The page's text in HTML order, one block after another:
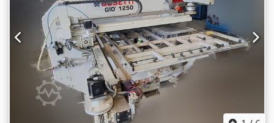
manipulatora załadunkowego, czterostronnej obrabiarki
oraz myjki Triulzi. Urządzenie zostało zdemontowane i jest
przechowywane w magazynie. Sprzedawca zobowiązuje się
do pomocy przy uruchomieniu urządzenia w siedzibie
kupującego. Stan manipulatora Busetti – sprzedawany w
stanie obecnym (stan bardzo dobry). Linia obróbcza Busetti
P4 po pełnym remoncie kapitalnym. Myjka Triulzi po
częściowym remoncie. Crodpfxexxaitj Abusf